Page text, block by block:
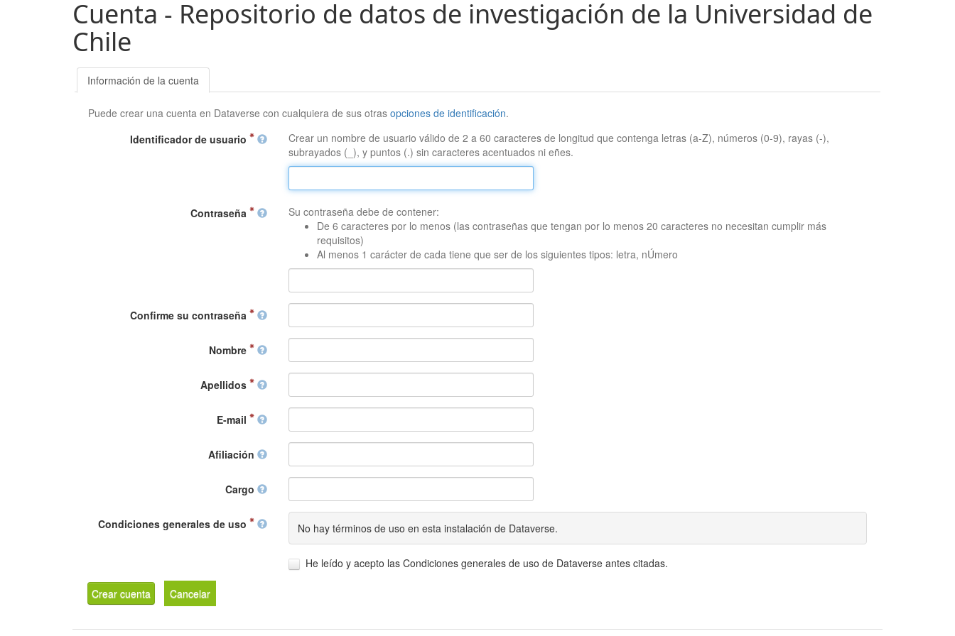
Cuenta - Repositorio de datos de investigación de la Universidad de
Chile
Información de la cuenta
Puede crear una cuenta en Dataverse con cualquiera de sus otrasopciones de identificación.
Identificador de usuario
Crear un nombre de usuario válido de 2 a 60 caracteres de longitud que contenga letras (a-Z), números (0-9), rayas (-),
subrayados (_), y puntos (.) sin caracteres acentuados ni eñes.
Contraseña
Su contraseña debe de contener:
De 6 caracteres por lo menos (las contraseñas que tengan por lo menos 20 caracteres no necesitan cumplir más
requisitos)
Al menos 1 carácter de cada tiene que ser de los siguientes tipos: letra, nÚmero
Confirme su contraseña
Nombre
Apellidos
E-mail
Afiliación
Cargo
Condiciones generales de uso No hay términos de uso en esta instalación de Dataverse.
He leído y acepto las Condiciones generales de uso de Dataverse antes citadas.
Crear cuenta Cancelar